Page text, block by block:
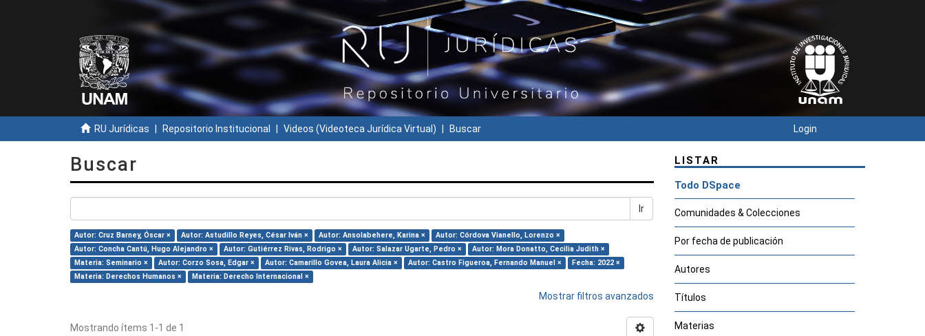
RU Jurídicas Repositorio Institucional Videos (Videoteca Jurídica Virtual) Buscar Login
Buscar
Ir
Autor: Cruz Barney, Óscar × Autor: Astudillo Reyes, César Iván × Autor: Ansolabehere, Karina ×
Autor: Córdova Vianello, Lorenzo ×
Autor: Concha Cantú, Hugo Alejandro ×
Autor: Gutiérrez Rivas, Rodrigo × Autor: Salazar Ugarte, Pedro ×
Autor: Mora Donatto, Cecilia Judith ×
Materia: Seminario ×
Autor: Corzo Sosa, Edgar × Autor: Camarillo Govea, Laura Alicia × Autor: Castro Figueroa, Fernando Manuel ×
Fecha: 2022 ×
Materia: Derechos Humanos ×
Materia: Derecho Internacional ×
Mostrar filtros avanzados
Mostrando ítems 1-1 de 1
LISTAR
Todo DSpace
Comunidades & Colecciones
Por fecha de publicación
Autores
Títulos
Materias